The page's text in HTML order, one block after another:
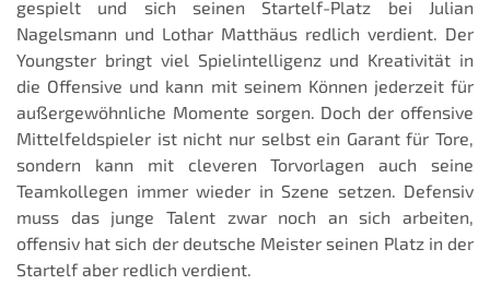
gespielt und sich seinen Startelf-Platz bei Julian
Nagelsmann und Lothar Matthäus redlich verdient. Der
Youngster bringt viel Spielintelligenz und Kreativität in
die Offensive und kann mit seinem Können jederzeit für
außergewöhnliche Momente sorgen. Doch der offensive
Mittelfeldspieler ist nicht nur selbst ein Garant für Tore,
sondern kann mit cleveren Torvorlagen auch seine
Teamkollegen immer wieder in Szene setzen. Defensiv
muss das junge Talent zwar noch an sich arbeiten,
offensiv hat sich der deutsche Meister seinen Platz in der
Startelf aber redlich verdient.